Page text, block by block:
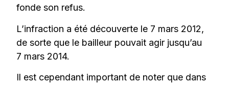
fonde son refus.
L’infraction a été découverte le 7 mars 2012,
de sorte que le bailleur pouvait agir jusqu’au
7 mars 2014.
Il est cependant important de noter que dans